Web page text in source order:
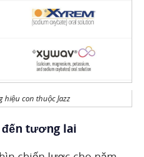
hiệu con thuộc Jazz
đến tương lai